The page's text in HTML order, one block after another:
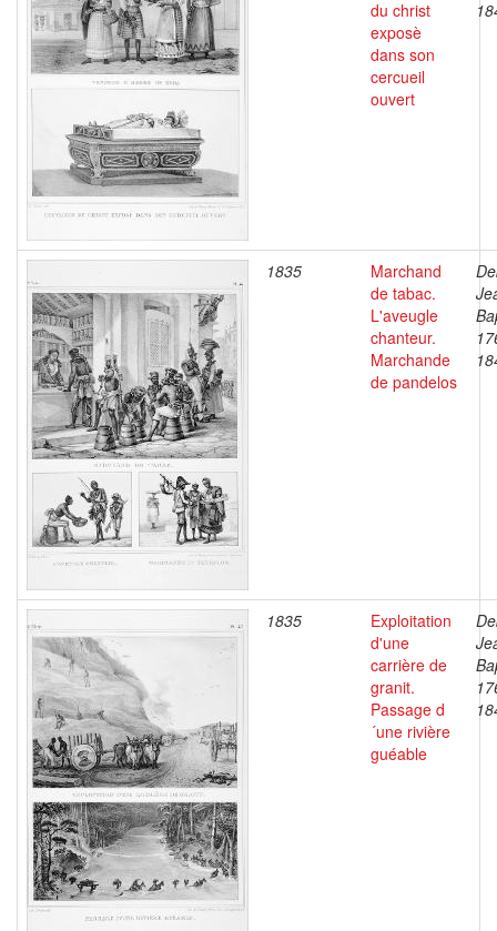
du christ
exposè
dans son
cercueil
ouvert
1835
Marchand
de tabac.
L'aveugle
chanteur.
Marchande
de pandelos
1835
Exploitation
d'une
carrière de
granit.
Passage d
´une rivière
guéable